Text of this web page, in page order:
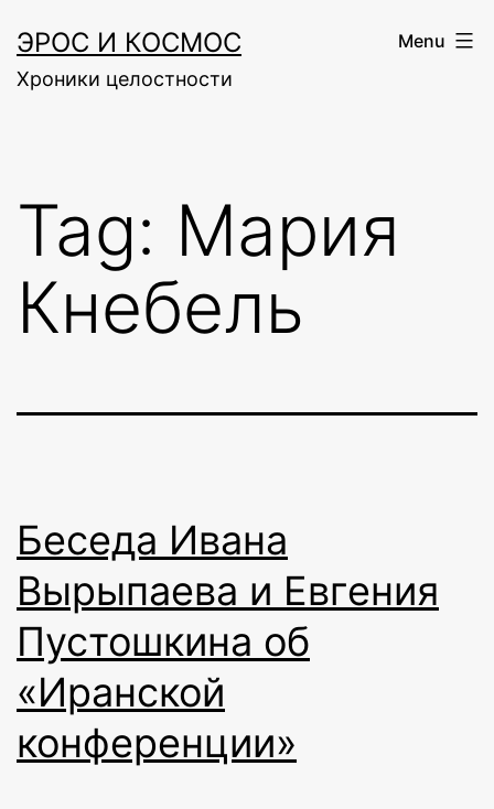
to
content
ЭРОС И КОСМОС
Хроники целостности
Menu
Tag: Мария
Кнебель
Беседа Ивана
Вырыпаева и Евгения
Пустошкина об
«Иранской
конференции»